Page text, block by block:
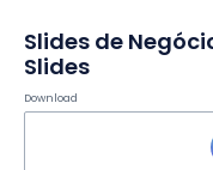
Slides de
Slides
Download